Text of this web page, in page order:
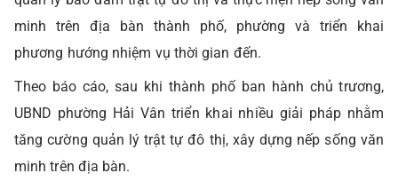
minh trên địa bàn thành phố, phường và triển khai
phương hướng nhiệm vụ thời gian đến.
Theo báo cáo, sau khi thành phố ban hành chủ trương,
UBND phường Hải Vân triển khai nhiều giải pháp nhằm
tăng cường quản lý trật tự đô thị, xây dựng nếp sống văn
minh trên địa bàn.